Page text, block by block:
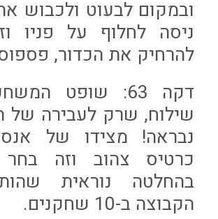
ובמקום לבעוט ולכבוש
ניסה לחלוף על פניו
להרחיק את הכדור,
דקה 63: שופט
שילוח, שרק לעבירה של
נבראה! מצידו של
כרטיס צהוב וזה בחר
בהחלטה נוראית
הקבוצה ב-10 שחקנים.